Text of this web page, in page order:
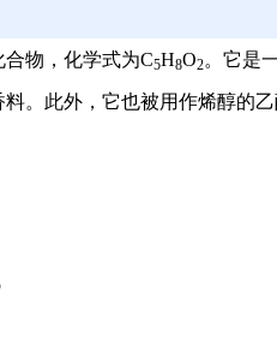
物，化学式为C5H8O2。它是
。此外，它也被用作烯醇的